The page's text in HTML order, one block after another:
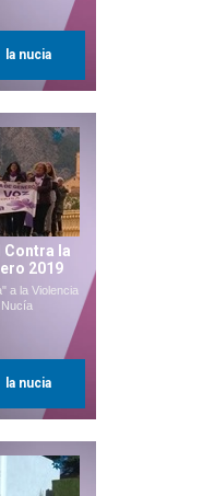
la nucia
Contra la
2019
a la Violencia
la nucia